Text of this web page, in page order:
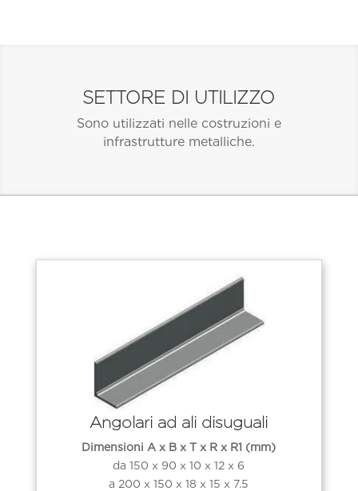
SETTORE DI UTILIZZO
Sono utilizzati nelle costruzioni e
infrastrutture metalliche.
Angolari ad ali disuguali
Dimensioni A x B x T x R x R1 (mm)
da 150 x 90 x 10 x 12 x 6
a 200 x 150 x 18 x 15 x 7.5